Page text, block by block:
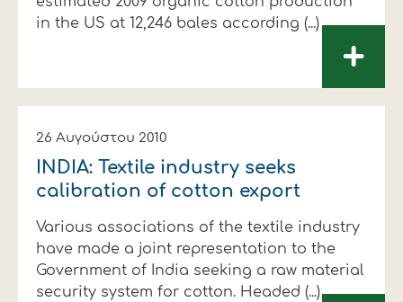
in the US at 12,246 bales according (...)
+
26 Αυγούστου 2010
INDIA: Textile industry seeks
calibration of cotton export
Various associations of the textile industry
have made a joint representation to the
Government of India seeking a raw material
security system for cotton. Headed (...)